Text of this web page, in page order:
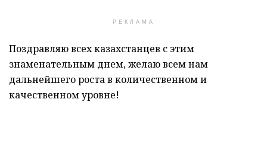
РЕКЛАМА
Поздравляю всех казахстанцев с этим
знаменательным днем, желаю всем нам
дальнейшего роста в количественном и
качественном уровне!